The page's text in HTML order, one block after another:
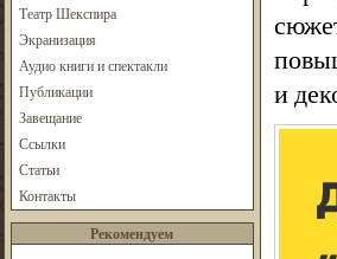
Театр Шекспира
Экранизация
Аудио книги и спектакли
Публикации
Завещание
Ссылки
Статьи
Контакты
Рекомендуем
и